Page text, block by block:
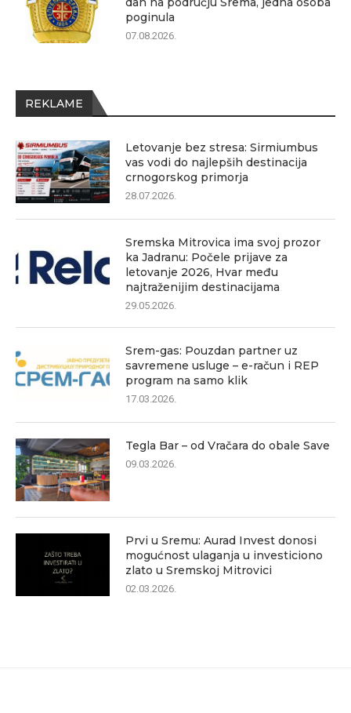
poginula
07.08.2026.
REKLAME
Letovanje bez stresa: Sirmiumbus
vas vodi do najlepših destinacija
crnogorskog primorja
28.07.2026.
Sremska Mitrovica ima svoj prozor
ka Jadranu: Počele prijave za
letovanje 2026, Hvar među
najtraženijim destinacijama
29.05.2026.
Srem-gas: Pouzdan partner uz
savremene usluge – e-račun i REP
program na samo klik
17.03.2026.
Tegla Bar – od Vračara do obale Save
09.03.2026.
Prvi u Sremu: Aurad Invest donosi
mogućnost ulaganja u investiciono
zlato u Sremskoj Mitrovici
02.03.2026.